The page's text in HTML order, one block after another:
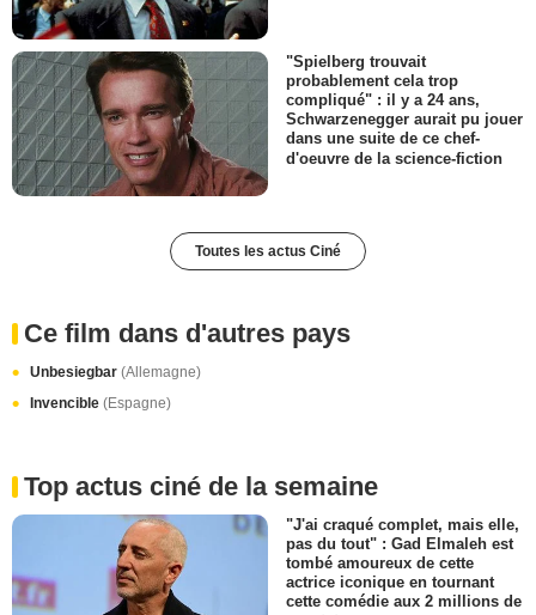
"Spielberg trouvait
probablement cela trop
compliqué" : il y a 24 ans,
Schwarzenegger aurait pu jouer
dans une suite de ce chef-
d'oeuvre de la science-fiction
Toutes les actus Ciné
Ce film dans d'autres pays
Unbesiegbar (Allemagne)
Invencible (Espagne)
Top actus ciné de la semaine
"J'ai craqué complet, mais elle,
pas du tout" : Gad Elmaleh est
tombé amoureux de cette
actrice iconique en tournant
cette comédie aux 2 millions de